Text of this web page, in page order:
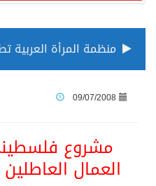
09/07/2008
مشروع
العمال